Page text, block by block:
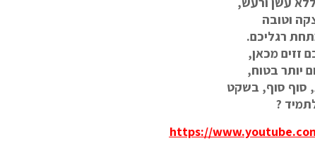
וטובה
רגליכם.
זזים מכאן,
יותר בטוח,
סוף סוף, בשקט
?
https://